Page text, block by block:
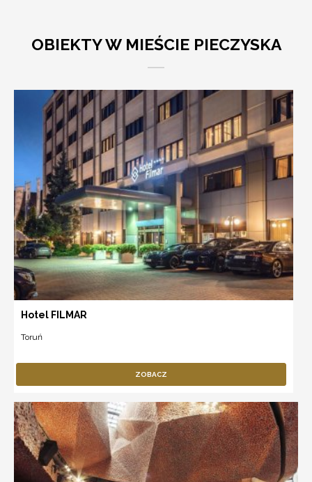
OBIEKTY W MIEŚCIE PIECZYSKA
Hotel FILMAR
Toruń
ZOBACZ